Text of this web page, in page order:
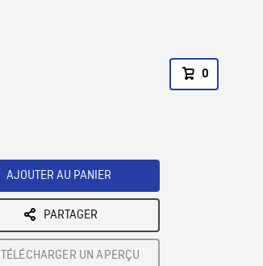
0
AJOUTER AU PANIER
PARTAGER
TÉLÉCHARGER UN APERÇU